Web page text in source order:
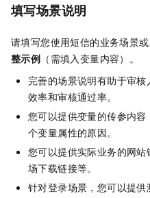
填写场景说明
请填写您使用短信的业务场景
整示例 （需填入变量内容）。
完善的场景说明有助于审
效率和审核通过率。
您可以提供变量的传参内
个变量属性的原因。
您可以提供实际业务的网
场下载链接等。
针对登录场景，您可以提供